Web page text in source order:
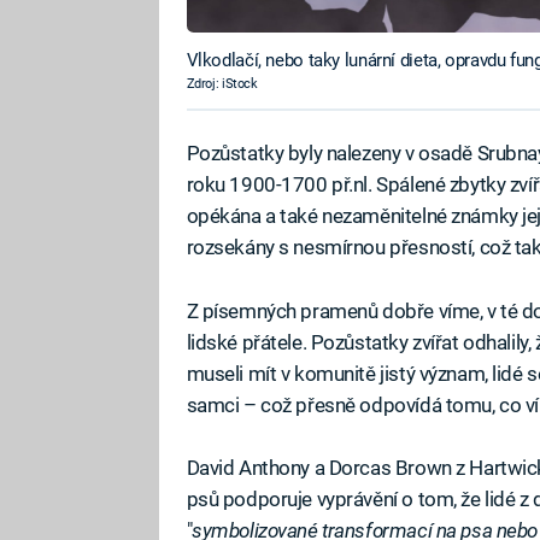
Vlkodlačí, nebo taky lunární dieta, opravdu
Zdroj: iStock
Pozůstatky byly nalezeny v osadě
roku 1900-1700 př.nl. Spálené zbytky
opékána a také nezaměnitelné známky
rozsekány s nesmírnou přesností, což
Z písemných pramenů dobře víme, v té
lidské přátele. Pozůstatky zvířat odhalily,
museli mít v komunitě jistý význam, lidé
samci – což přesně odpovídá tomu, co
David Anthony a Dorcas Brown z
psů podporuje vyprávění o tom, že lidé
"symbolizované transformací na psa